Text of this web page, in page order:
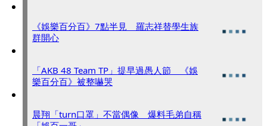
《娛樂百分百》7點半見 羅志祥替學生族
群開心
「AKB 48 Team TP」提早過愚人節 《娛
樂百分百》被整嚇哭
晨翔「turn口罩」不當偶像 爆料毛弟自稱